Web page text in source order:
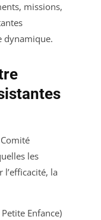
missions,
dynamique.
les
la
Enfance)